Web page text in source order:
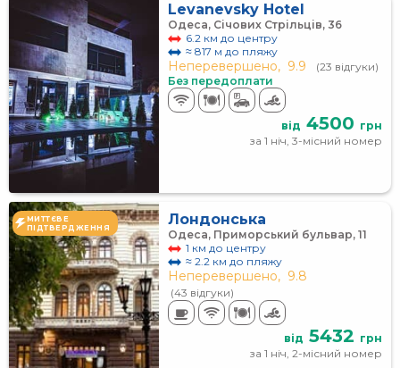
Levanevsky Hotel
Одеса, Січових Стрільців, 36
6.2 км до центру
≈ 817 м до пляжу
Неперевершено, 9.9
(23 відгуки)
Без передоплати
від 4500 грн
за 1 ніч, 3-місний номер
МИТТЄВЕ
ПІДТВЕРДЖЕННЯ
Лондонська
Одеса, Приморський бульвар, 11
1 км до центру
≈ 2.2 км до пляжу
Неперевершено, 9.8
(43 відгуки)
від 5432 грн
за 1 ніч, 2-місний номер